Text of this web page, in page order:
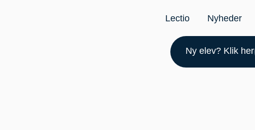
Lectio Nyheder
Ny elev? Klik her